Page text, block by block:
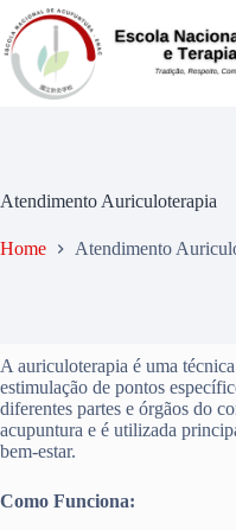
Atendimento Auriculoterapia
Home Atendimento
A auriculoterapia é uma
estimulação de pontos
diferentes partes e órgãos do
acupuntura e é utilizada
bem-estar.
Como Funciona: